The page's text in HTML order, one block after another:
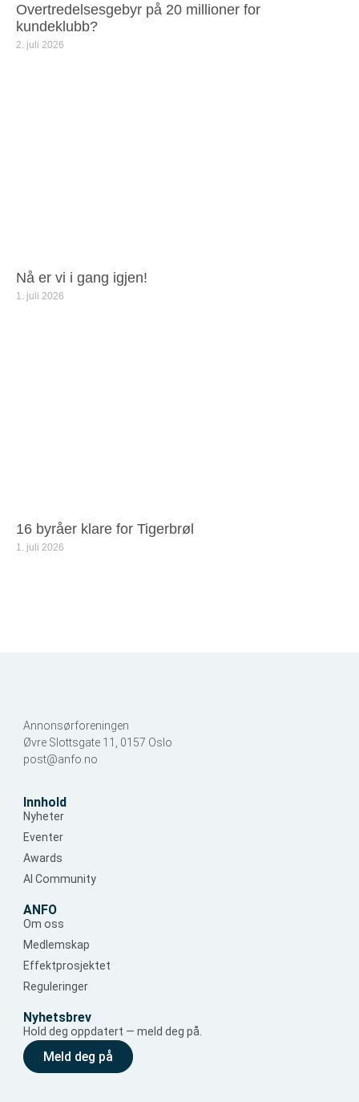
Overtredelsesgebyr på 20 millioner for
kundeklubb?
2. juli 2026
Nå er vi i gang igjen!
1. juli 2026
16 byråer klare for Tigerbrøl
1. juli 2026
Annonsørforeningen
Øvre Slottsgate 11, 0157 Oslo
post@anfo.no
Innhold
Nyheter
Eventer
Awards
AI Community
ANFO
Om oss
Medlemskap
Effektprosjektet
Reguleringer
Nyhetsbrev
Hold deg oppdatert — meld deg på.
Meld deg på